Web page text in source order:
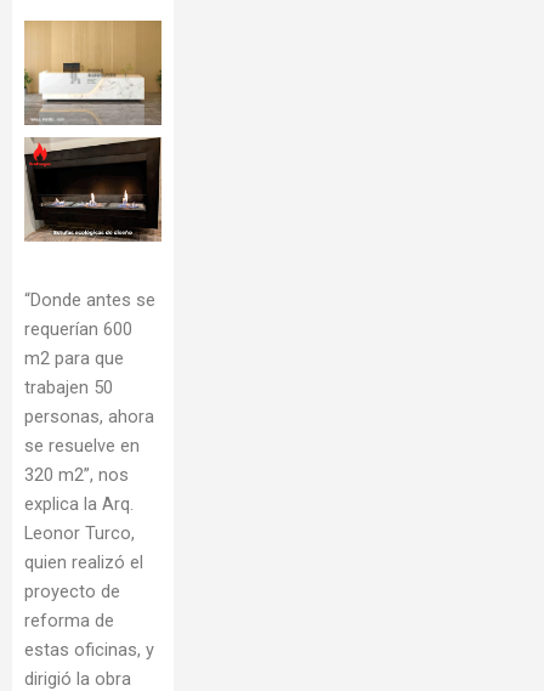
“Donde antes se
requerían 600
m2 para que
trabajen 50
personas, ahora
se resuelve en
320 m2”, nos
explica la Arq.
Leonor Turco,
quien realizó el
proyecto de
reforma de
estas oficinas, y
dirigió la obra